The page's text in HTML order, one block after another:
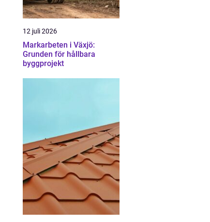
12 juli 2026
Markarbeten i Växjö:
Grunden för hållbara
byggprojekt